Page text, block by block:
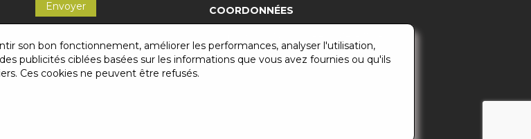
COORDONNÉES
son bon fonctionnement, améliorer les performances, analyser l'utilisation,
publicités ciblées basées sur les informations que vous avez fournies ou qu'ils
Ces cookies ne peuvent être refusés.